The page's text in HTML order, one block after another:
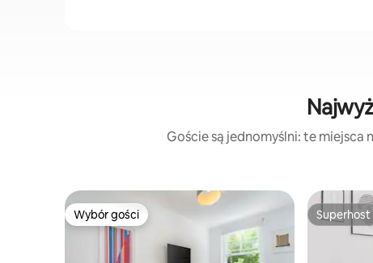
Goście są jednomyślni: te miejsca
Wybór gości
Wybór gości Superhost
Superhost